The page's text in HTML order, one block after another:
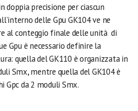
precisione per ciascun
delle Gpu GK104 ve ne
al conteggio finale delle unità di
Gpu è necessario definire la
quella del GK110 è organizzata in
Smx, mentre quella del GK104 è
Gpc da 2 moduli Smx.